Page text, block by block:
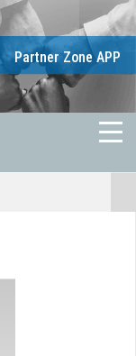
Partner Zone APP